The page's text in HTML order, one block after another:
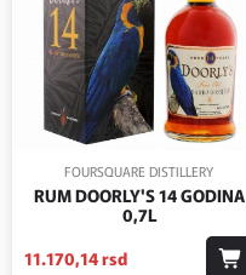
FOURSQUARE DISTILLERY
RUM DOORLY'S 14 GODINA
0,7L
11.170,14rsd